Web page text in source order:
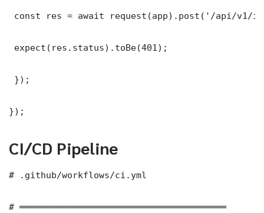
const res = await request(app).post('/api/v1/
expect(res.status).toBe(401);
});
});
CI/CD Pipeline
# .github/workflows/ci.yml
# ═══════════════════════════════════════